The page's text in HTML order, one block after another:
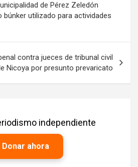
de Pérez Zeledón
búnker utilizado para actividades
contra jueces de tribunal civil
Nicoya por presunto prevaricato
independiente
Donar ahora